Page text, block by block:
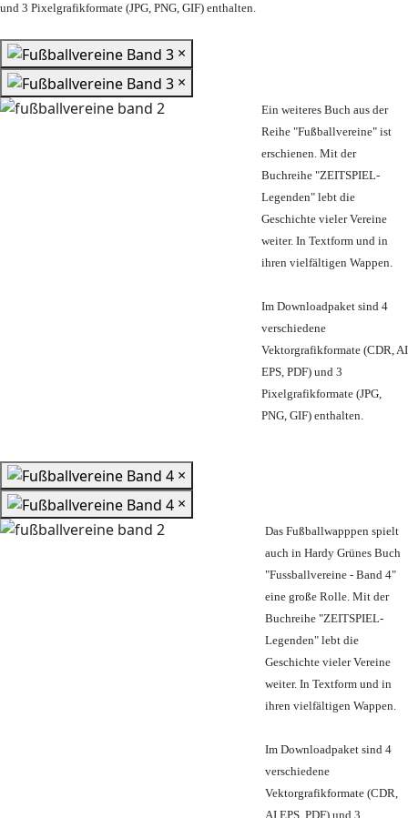
und 3 Pixelgrafikformate (JPG, PNG, GIF) enthalten.
×
×
Ein weiteres Buch aus der
Reihe "Fußballvereine" ist
erschienen. Mit der
Buchreihe "ZEITSPIEL-
Legenden" lebt die
Geschichte vieler Vereine
weiter. In Textform und in
ihren vielfältigen Wappen.
Im Downloadpaket sind 4
verschiedene
Vektorgrafikformate (CDR, AI
EPS, PDF) und 3
Pixelgrafikformate (JPG,
PNG, GIF) enthalten.
×
×
Das Fußballwapppen spielt
auch in Hardy Grünes Buch
"Fussballvereine - Band 4"
eine große Rolle. Mit der
Buchreihe "ZEITSPIEL-
Legenden" lebt die
Geschichte vieler Vereine
weiter. In Textform und in
ihren vielfältigen Wappen.
Im Downloadpaket sind 4
verschiedene
Vektorgrafikformate (CDR,
AI EPS, PDF) und 3